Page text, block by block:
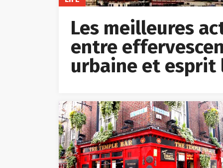
Les meilleures
entre
urbaine et esprit